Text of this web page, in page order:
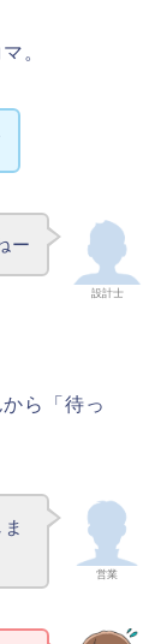
。
設計士
ー
ら「待っ
営業